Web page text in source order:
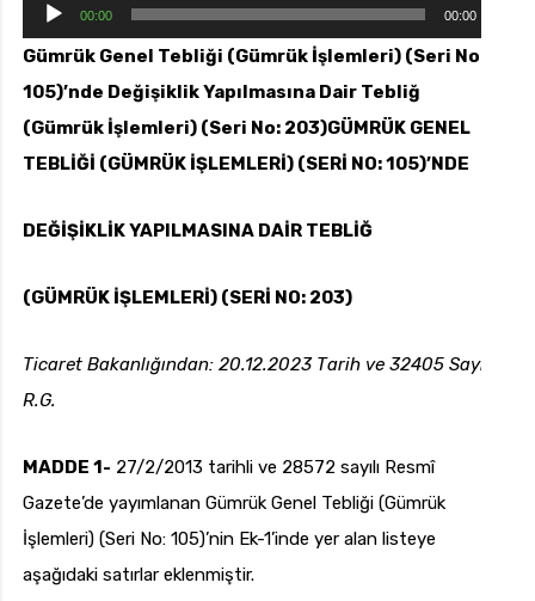
Pzt — Cmt: 09:00 — 18:00
e
s
o
y
n
ı
ı
00:00 00:00
Gümrük Genel Tebliği (Gümrük İşlemleri) (Seri No:
105)’nde Değişiklik Yapılmasına Dair Tebliğ
(Gümrük İşlemleri) (Seri No: 203)GÜMRÜK GENEL
TEBLİĞİ (GÜMRÜK İŞLEMLERİ) (SERİ NO: 105)’NDE
DEĞİŞİKLİK YAPILMASINA DAİR TEBLİĞ
(GÜMRÜK İŞLEMLERİ) (SERİ NO: 203)
Ticaret Bakanlığından: 20.12.2023 Tarih ve 32405 Sayılı
R.G.
MADDE 1- 27/2/2013 tarihli ve 28572 sayılı Resmî
Gazete’de yayımlanan Gümrük Genel Tebliği (Gümrük
İşlemleri) (Seri No: 105)’nin Ek-1’inde yer alan listeye
aşağıdaki satırlar eklenmiştir.